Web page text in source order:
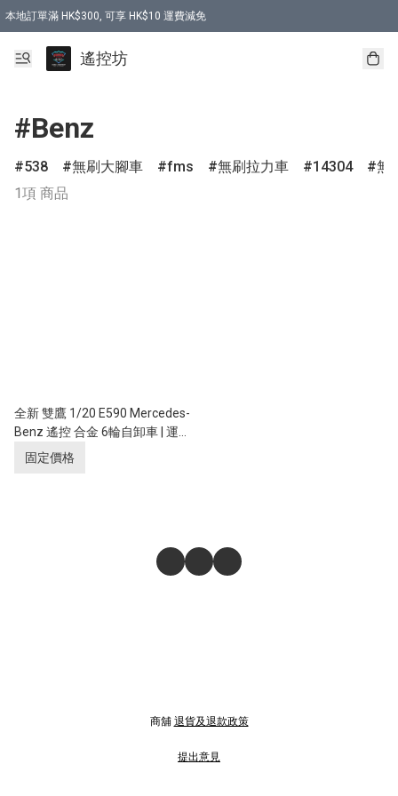
本地訂單滿 HK$300, 可享 HK$10 運費減免
購買 7.6V 6500mah 70C 電池 送 7.6V USB充電器
遙控坊
#Benz
538 無刷大腳車 fms 無刷拉力車 14304
無
1項 商品
全新 雙鷹 1/20 E590 Mercedes-
Benz 遙控 合金 6輪自卸車 | 運泥
車 | 聯動燈 | 遙控貨斗升降 | 奔馳
固定價格
商舖 退貨及退款政策
提出意見